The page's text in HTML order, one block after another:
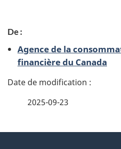
é
a
De :
Agence de la
financière du Canada
2025-09-23